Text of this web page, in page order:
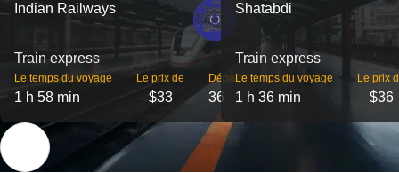
Indian Railways
Train express
Le temps du voyage
1 h 58 min
Le prix de
$33
Départs
36
Shatabdi
Train express
Le temps du voyage
1 h 36 min
Le prix
$36